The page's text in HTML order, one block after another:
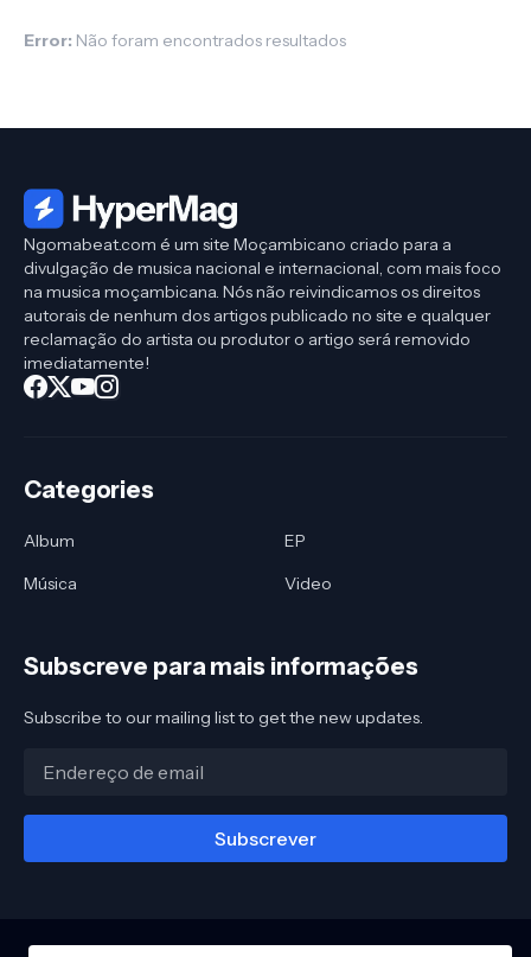
Error: Não foram encontrados resultados
Ngomabeat.com é um site Moçambicano criado para a
divulgação de musica nacional e internacional, com mais foco
na musica moçambicana. Nós não reivindicamos os direitos
autorais de nenhum dos artigos publicado no site e qualquer
reclamação do artista ou produtor o artigo será removido
imediatamente!
Categories
Album
EP
Música
Video
Subscreve para mais informações
Subscribe to our mailing list to get the new updates.